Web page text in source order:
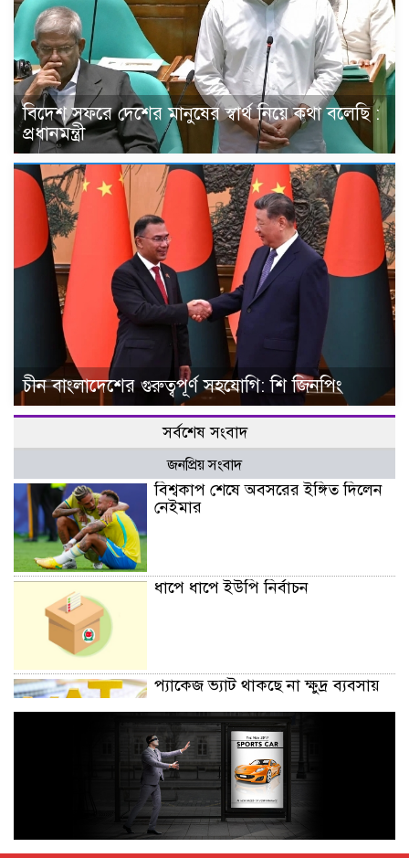
বিদেশ সফরে দেশের মানুষের স্বার্থ নিয়ে কথা বলেছি :
প্রধানমন্ত্রী
চীন বাংলাদেশের গুরুত্বপূর্ণ সহযোগি: শি জিনপিং
সর্বশেষ সংবাদ
জনপ্রিয় সংবাদ
বিশ্বকাপ শেষে অবসরের ইঙ্গিত দিলেন
নেইমার
ধাপে ধাপে ইউপি নির্বাচন
প্যাকেজ ভ্যাট থাকছে না ক্ষুদ্র ব্যবসায়
অক্টোবরে স্থানীয় সরকার নির্বাচন
আয়োজনের লক্ষ্যে প্রস্তুতি চলছে : ইসি